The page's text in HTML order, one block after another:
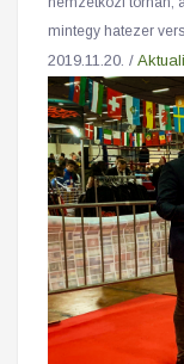
mintegy hatezer
2019.11.20. /